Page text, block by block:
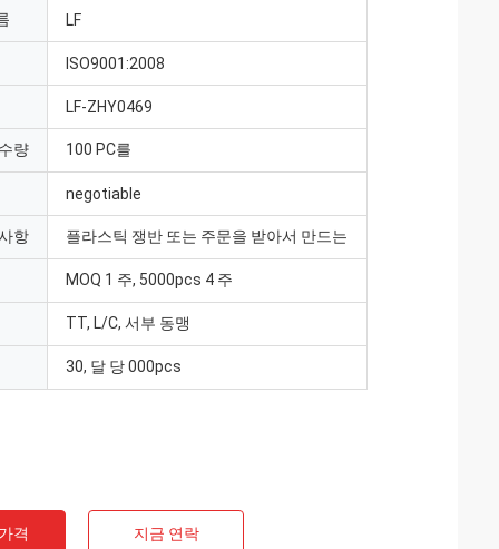
LF
ISO9001:2008
LF-ZHY0469
량 100 PC를
negotiable
항 플라스틱 쟁반 또는 주문을 받아서 만드는
MOQ 1 주, 5000pcs 4 주
TT, L/C, 서부 동맹
30, 달 당 000pcs
격 지금 연락